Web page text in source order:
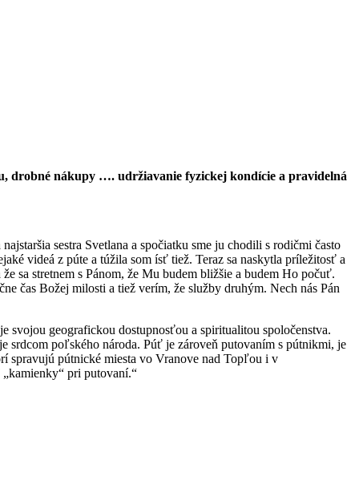
drobné nákupy …. udržiavanie fyzickej kondície a pravidelná
sestra Svetlana a spočiatku sme ju chodili s rodičmi často
videá z púte a túžila som ísť tiež. Teraz sa naskytla príležitosť a
sa stretnem s Pánom, že Mu budem bližšie a budem Ho počuť.
čas Božej milosti a tiež verím, že služby druhým. Nech nás Pán
svojou geografickou dostupnosťou a spiritualitou spoločenstva.
srdcom poľského národa. Púť je zároveň putovaním s pútnikmi, je
spravujú pútnické miesta vo Vranove nad Topľou i v
pri putovaní.“